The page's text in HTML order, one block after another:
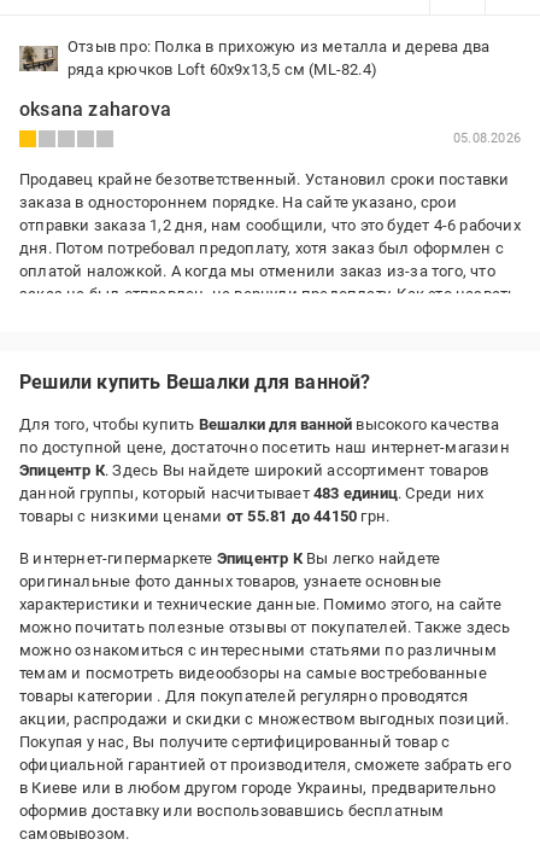
Отзыв про: Полка в прихожую из металла и дерева два
ряда крючков Loft 60х9х13,5 см (ML-82.4)
oksana zaharova
05.08.2026
Продавец крайне безответственный. Установил сроки поставки
заказа в одностороннем порядке. На сайте указано, срои
отправки заказа 1,2 дня, нам сообщили, что это будет 4-6 рабочих
дня. Потом потребовал предоплату, хотя заказ был оформлен с
оплатой наложкой. А когда мы отменили заказ из-за того, что
заказ не был отправлен, не вернули предоплату. Как это назвать,
Полку не получили
Решили купить Вешалки для ванной?
Для того, чтобы купить Вешалки для ванной высокого качества
по доступной цене, достаточно посетить наш интернет-магазин
Эпицентр К. Здесь Вы найдете широкий ассортимент товаров
данной группы, который насчитывает 483 единиц. Среди них
товары с низкими ценами от 55.81 до 44150 грн.
В интернет-гипермаркете Эпицентр КВы легко найдете
оригинальные фото данных товаров, узнаете основные
характеристики и технические данные. Помимо этого, на сайте
можно почитать полезные отзывы от покупателей. Также здесь
можно ознакомиться с интересными статьями по различным
темам и посмотреть видеообзоры на самые востребованные
товары категории . Для покупателей регулярно проводятся
акции, распродажи и скидки с множеством выгодных позиций.
Покупая у нас, Вы получите сертифицированный товар с
официальной гарантией от производителя, сможете забрать его
в Киеве или в любом другом городе Украины, предварительно
оформив доставку или воспользовавшись бесплатным
самовывозом.